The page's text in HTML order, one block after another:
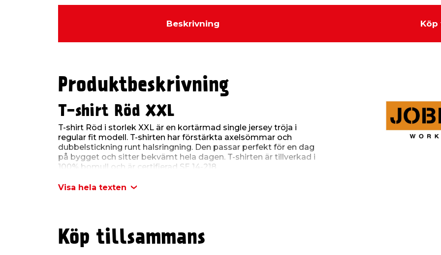
Beskrivning Köp
Produktbeskrivning
T-shirt Röd XXL
T-shirt Röd i storlek XXL är en kortärmad single jersey tröja i
regular fit modell. T-shirten har förstärkta axelsömmar och
dubbelstickning runt halsringning. Den passar perfekt för en dag
på bygget och sitter bekvämt hela dagen. T-shirten är tillverkad i
100% bomull och är certifierad SE 14-218.
Skötselråd T-shirt Röd
Visa hela texten
Köp tillsammans